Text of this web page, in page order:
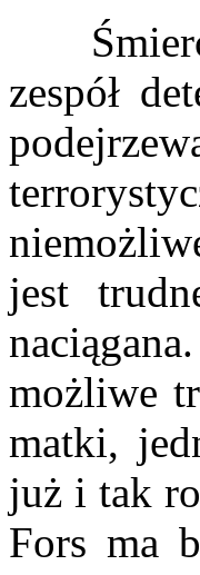
Śmierć
zespół
jest
możliwe
matki,
już i tak
Fors ma